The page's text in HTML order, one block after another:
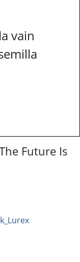
vain
Future Is